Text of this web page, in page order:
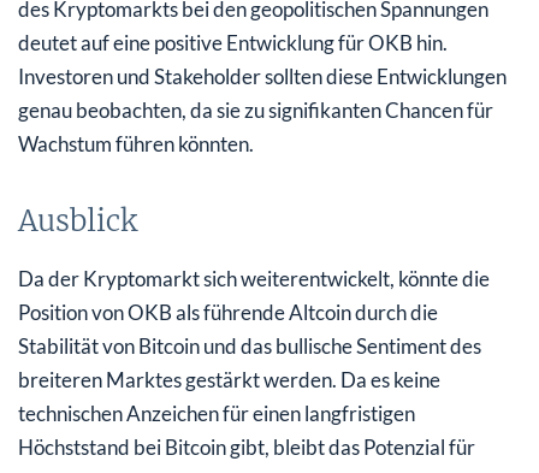
des Kryptomarkts bei den geopolitischen Spannungen
deutet auf eine positive Entwicklung für OKB hin.
Investoren und Stakeholder sollten diese Entwicklungen
genau beobachten, da sie zu signifikanten Chancen für
Wachstum führen könnten.
Ausblick
Da der Kryptomarkt sich weiterentwickelt, könnte die
Position von OKB als führende Altcoin durch die
Stabilität von Bitcoin und das bullische Sentiment des
breiteren Marktes gestärkt werden. Da es keine
technischen Anzeichen für einen langfristigen
Höchststand bei Bitcoin gibt, bleibt das Potenzial für